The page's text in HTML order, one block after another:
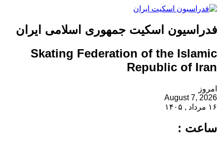
فدراسیون اسکیت جمهوری اسلامی ایران
Skating Federation of the Islamic
Republic of Iran
امروز
August 7, 2026
۱۶ مرداد , ۱۴۰۵
ساعت :